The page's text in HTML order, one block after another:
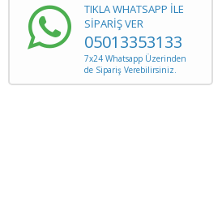
TIKLA WHATSAPP İLE
SİPARİŞ VER
05013353133
7x24 Whatsapp Üzerinden
de Sipariş Verebilirsiniz.